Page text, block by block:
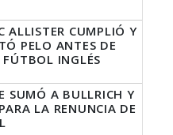
ALLISTER CUMPLIÓ Y
PELO ANTES DE
FÚTBOL INGLÉS
SUMÓ A BULLRICH Y
LA RENUNCIA DE